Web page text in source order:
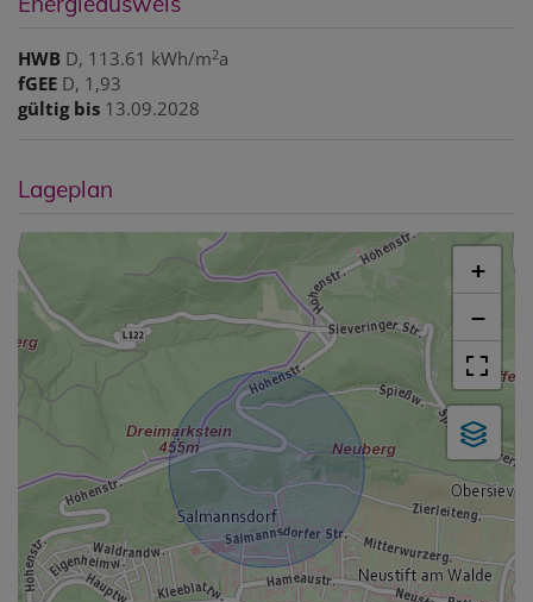
HWB D, 113.61 kWh/m2a
fGEE D, 1,93
gültig bis 13.09.2028
Lageplan
+
−